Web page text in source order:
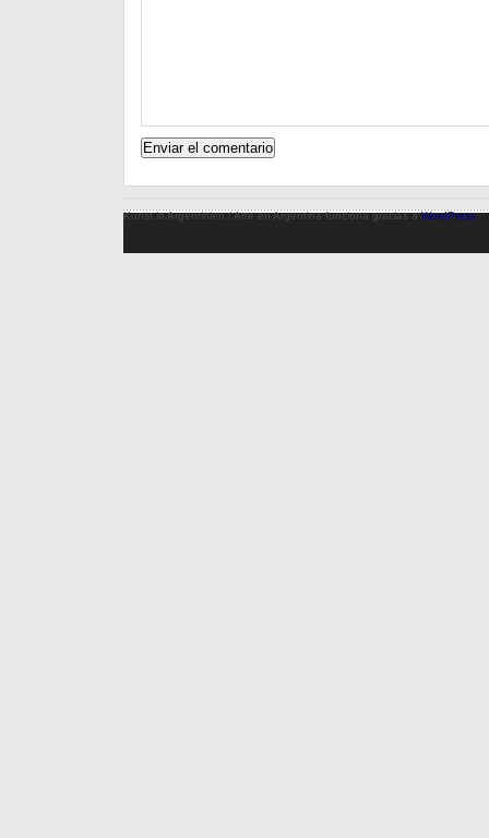
Kunst in Argentinien / Arte en Argentina funciona gracias aWordPress